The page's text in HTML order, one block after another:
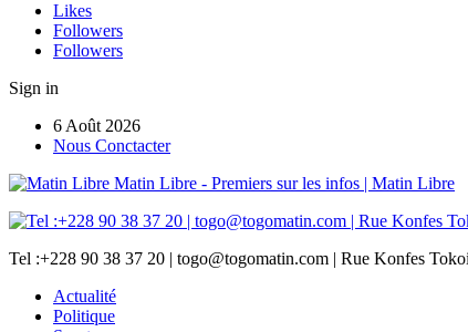
Likes
Followers
Followers
Sign in
6 Août 2026
Nous Conctacter
Matin Libre - Premiers sur les infos | Matin Libre
Tel :+228 90 38 37 20 | togo@togomatin.com | Rue Konfes
Actualité
Politique